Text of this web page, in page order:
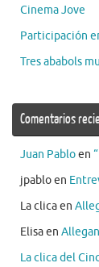
Cinema Jove
Participación
Tres ababols
Comentarios
Juan Pabloen
jpabloen
La clicaen
Elisaen
La clica del